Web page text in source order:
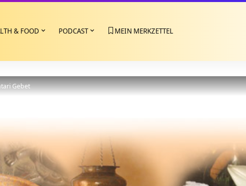
& FOOD PODCAST MEIN MERKZETTEL
Gebet